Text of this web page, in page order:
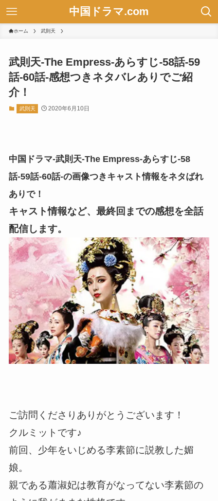
中国ドラマ.com
ホーム 武則天
武則天-The Empress-あらすじ-58話-59
話-60話-感想つきネタバレありでご紹
介！
武則天 2020年6月10日
中国ドラマ-武則天-The Empress-あらすじ-58
話-59話-60話-の画像つきキャスト情報をネタばれ
ありで！
キャスト情報など、最終回までの感想を全話
配信します。
ご訪問くださりありがとうございます！
クルミットです♪
前回、少年をいじめる李素節に説教した媚
娘。
親である蕭淑妃は教育がなってない李素節の